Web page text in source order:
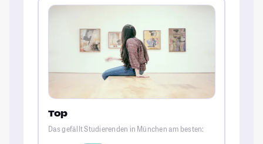
Top
Das gefällt Studierenden in München am besten: